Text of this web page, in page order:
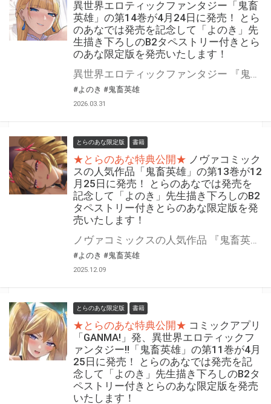
異世界エロティックファンタジー「鬼畜
英雄」の第14巻が4月24日に発売！ とら
のあなでは発売を記念して「よのき」先
生描き下ろしのB2タペストリー付きとら
のあな限定版を発売いたします！
異世界エロティックファンタジー 『鬼畜英雄』の第14巻が4月24日(金)に発売！ とらのあなでは発売を記念して「B2タペストリー付き」とらのあな限定版を発売いたします。 イラストは「よのき」先生の描き下ろしイラストです！ とらのあな限定版の数は限られていますので是非お早めにお求めください！
#よのき #鬼畜英雄
2026.03.31
とらのあな限定版 書籍
★とらのあな特典公開★ ノヴァコミック
スの人気作品「鬼畜英雄」の第13巻が12
月25日に発売！ とらのあなでは発売を
記念して「よのき」先生描き下ろしのB2
タペストリー付きとらのあな限定版を発
売いたします！
ノヴァコミックスの人気作品 『鬼畜英雄』が12月25日(木)に発売！ とらのあなでは発売を記念して「B2タペストリー付き」とらのあな限定版を発売いたします。 イラストは「よのき」先生の描き下ろしイラストです！ とらのあな限定版の数は限られていますので是非お早めにお求めください！
#よのき #鬼畜英雄
2025.12.09
とらのあな限定版 書籍
★とらのあな特典公開★ コミックアプリ
「GANMA!」発、異世界エロティックフ
ァンタジー!!「鬼畜英雄」の第11巻が4月
25日に発売！ とらのあなでは発売を記
念して「よのき」先生描き下ろしのB2タ
ペストリー付きとらのあな限定版を発売
いたします！